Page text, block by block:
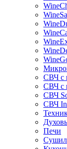
СВЧ с
СВЧ с
СВЧ
СВЧ
Печи